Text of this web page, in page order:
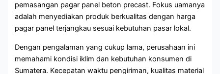
pemasangan pagar panel beton precast. Fokus uamanya
adalah menyediakan produk berkualitas dengan harga
pagar panel terjangkau sesuai kebutuhan pasar lokal.
Dengan pengalaman yang cukup lama, perusahaan ini
memahami kondisi iklim dan kebutuhan konsumen di
Sumatera. Kecepatan waktu pengiriman, kualitas material